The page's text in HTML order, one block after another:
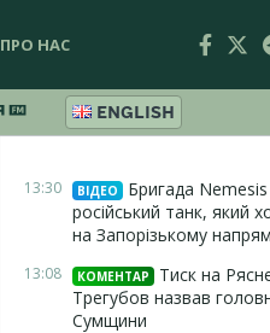
ПРО НАС
ENGLISH
13:30 ВІДЕО
Бригада
російський танк, який
на Запорізькому
13:08 КОМЕНТАР
Тиск на
Трегубов назвав
Сумщини